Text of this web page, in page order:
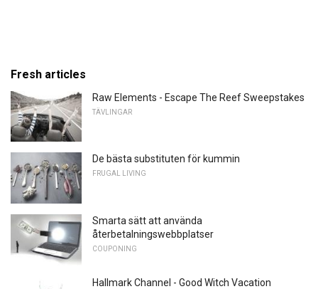
Fresh articles
Raw Elements - Escape The Reef Sweepstakes
TÄVLINGAR
De bästa substituten för kummin
FRUGAL LIVING
Smarta sätt att använda
återbetalningswebbplatser
COUPONING
Hallmark Channel - Good Witch Vacation